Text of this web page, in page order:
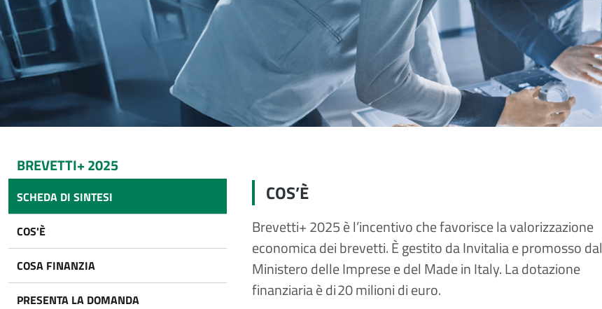
BREVETTI+ 2025
SCHEDA DI SINTESI
COS'È
COSA FINANZIA
PRESENTA LA DOMANDA
COS’È
Brevetti+ 2025 è l’incentivo che favorisce la valorizzazione
economica dei brevetti. È gestito da Invitalia e promosso dal
Ministero delle Imprese e del Made in Italy. La dotazione
finanziaria è di 20 milioni di euro.